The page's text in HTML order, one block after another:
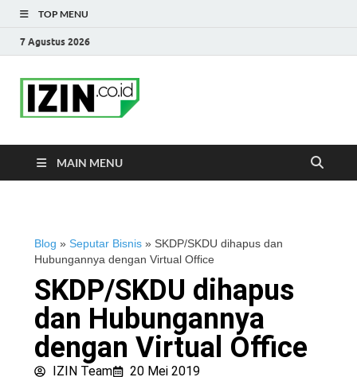
TOP MENU
7 Agustus 2026
MAIN MENU
Blog » Seputar Bisnis » SKDP/SKDU dihapus dan
Hubungannya dengan Virtual Office
SKDP/SKDU dihapus
dan Hubungannya
dengan Virtual Office
IZIN Team 20 Mei 2019